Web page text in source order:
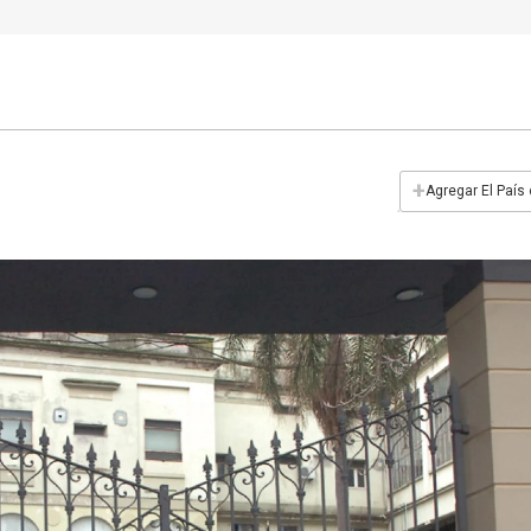
+Agregar El País